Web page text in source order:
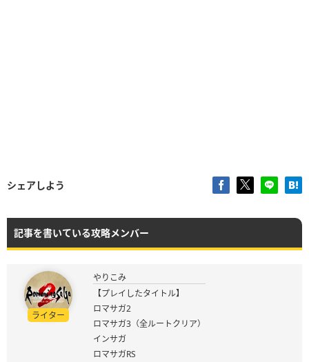
シェアしよう
記事を書いている攻略メンバー
ライター
やりこみ
【プレイしたタイトル】
ロマサガ2
ロマサガ3（全ルートクリア）
インサガ
ロマサガRS